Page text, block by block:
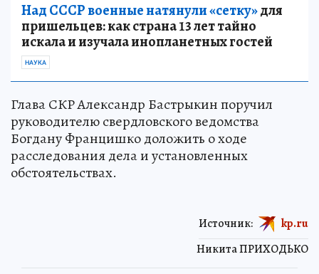
Над СССР военные натянули «сетку»для
пришельцев: как страна 13 лет тайно
искала и изучала инопланетных гостей
НАУКА
Глава СКР Александр Бастрыкин поручил
руководителю свердловского ведомства
Богдану Францишко доложить о ходе
расследования дела и установленных
обстоятельствах.
Никита ПРИХОДЬКО
Источник: kp.ru